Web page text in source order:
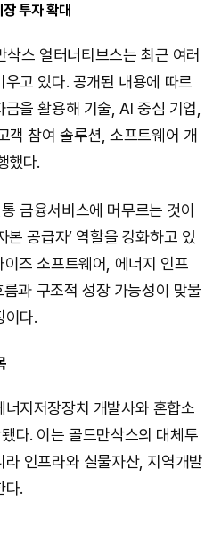
투자 확대
스 얼터너티브스는 최근 여러
고 있다. 공개된 내용에 따르
을 활용해 기술, AI 중심 기업,
객 참여 솔루션, 소프트웨어 개
했다.
금융서비스에 머무르는 것이
본 공급자’ 역할을 강화하고 있
즈 소프트웨어, 에너지 인프
과 구조적 성장 가능성이 맞물
이다.
지저장장치 개발사와 혼합소
다. 이는 골드만삭스의 대체투
인프라와 실물자산, 지역개발
다.